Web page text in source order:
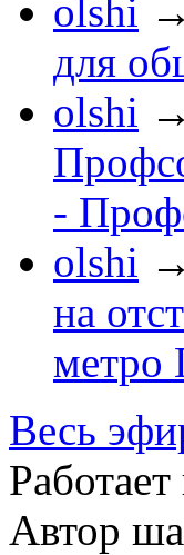
olshi →
для
olshi →
-
olshi →
на
метро
Весь
Работает
Автор